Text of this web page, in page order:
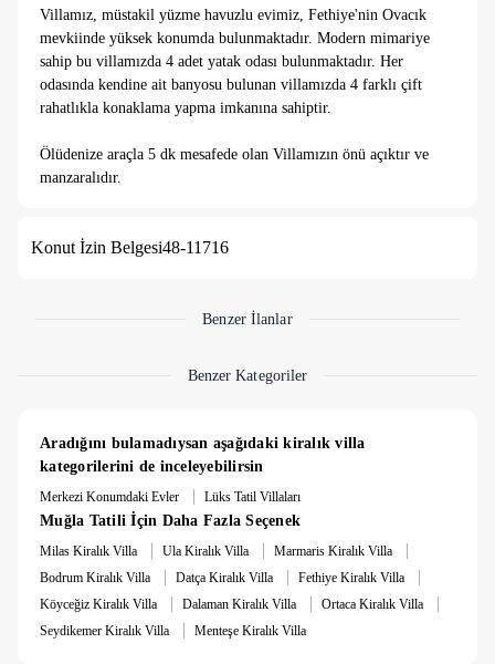
Villamız, müstakil yüzme havuzlu evimiz, Fethiye'nin Ovacık
mevkiinde yüksek konumda bulunmaktadır. Modern mimariye
sahip bu villamızda 4 adet yatak odası bulunmaktadır. Her
odasında kendine ait banyosu bulunan villamızda 4 farklı çift
rahatlıkla konaklama yapma imkanına sahiptir.
Ölüdenize araçla 5 dk mesafede olan Villamızın önü açıktır ve
manzaralıdır.
Hisarönü mevkisine oldukça yakın olan villamız, Fethiyenin
Konut İzin Belgesi48-11716
Benzer İlanlar
Benzer Kategoriler
Aradığını bulamadıysan aşağıdaki kiralık villa
kategorilerini de inceleyebilirsin
Merkezi Konumdaki Evler | Lüks Tatil Villaları
Muğla Tatili İçin Daha Fazla Seçenek
Milas Kiralık Villa | Ula Kiralık Villa | Marmaris Kiralık Villa |
Bodrum Kiralık Villa | Datça Kiralık Villa | Fethiye Kiralık Villa |
Köyceğiz Kiralık Villa | Dalaman Kiralık Villa | Ortaca Kiralık Villa |
Seydikemer Kiralık Villa | Menteşe Kiralık Villa